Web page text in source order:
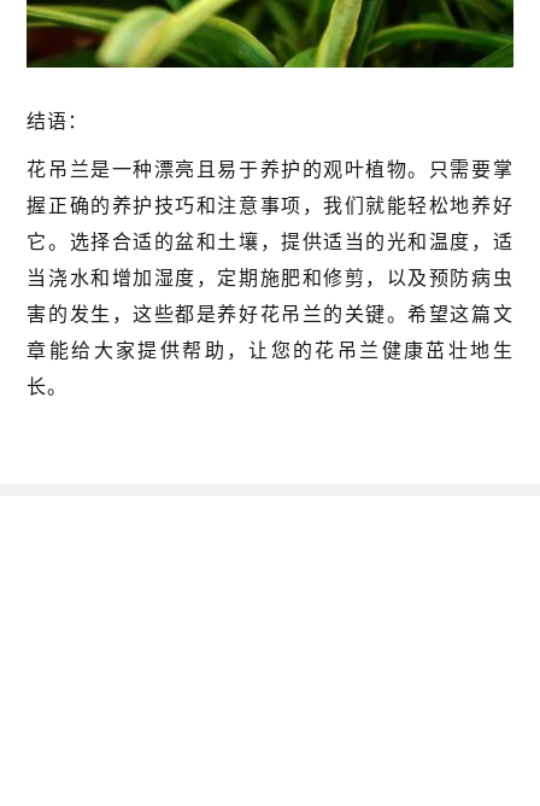
结语：
花吊兰是一种漂亮且易于养护的观叶植物。只需要掌
握正确的养护技巧和注意事项，我们就能轻松地养好
它。选择合适的盆和土壤，提供适当的光和温度，适
当浇水和增加湿度，定期施肥和修剪，以及预防病虫
害的发生，这些都是养好花吊兰的关键。希望这篇文
章能给大家提供帮助，让您的花吊兰健康茁壮地生
长。